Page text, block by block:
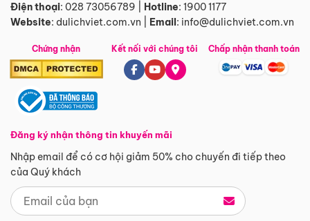
Điện thoại: 028 73056789 Hotline: 1900 1177
Website: dulichviet.com.vn Email: info@dulichviet.com.vn
Chứng nhận
Đăng ký nhận thông tin khuyến mãi
Nhập email để có cơ hội giảm 50% cho chuyến đi tiếp theo
của Quý khách
Kết nối với chúng tôi Chấp nhận thanh toán